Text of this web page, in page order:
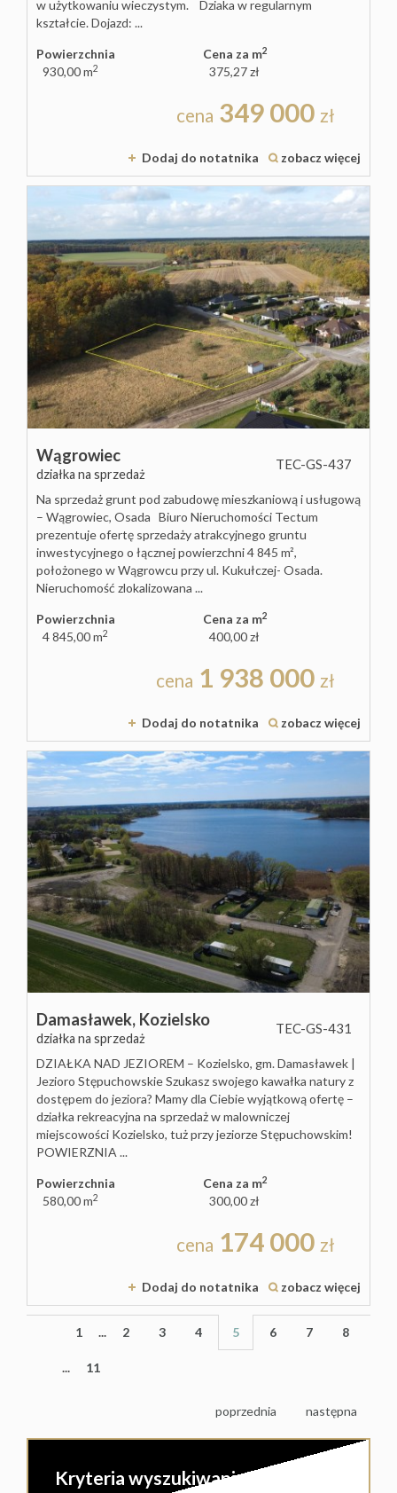
w użytkowaniu wieczystym. Dziaka w regularnym
kształcie. Dojazd: ...
Powierzchnia
930,00 m2
Cena za m2
375,27 zł
cena 349 000 zł
Dodaj do notatnika zobacz więcej
Wągrowiec
działka na sprzedaż
TEC-GS-437
Na sprzedaż grunt pod zabudowę mieszkaniową i usługową
– Wągrowiec, Osada Biuro Nieruchomości Tectum
prezentuje ofertę sprzedaży atrakcyjnego gruntu
inwestycyjnego o łącznej powierzchni 4 845 m²,
położonego w Wągrowcu przy ul. Kukułczej- Osada.
Nieruchomość zlokalizowana ...
Powierzchnia
4 845,00 m2
Cena za m2
400,00 zł
cena 1 938 000 zł
Dodaj do notatnika zobacz więcej
Damasławek, Kozielsko
działka na sprzedaż
TEC-GS-431
DZIAŁKA NAD JEZIOREM – Kozielsko, gm. Damasławek |
Jezioro Stępuchowskie Szukasz swojego kawałka natury z
dostępem do jeziora? Mamy dla Ciebie wyjątkową ofertę –
działka rekreacyjna na sprzedaż w malowniczej
miejscowości Kozielsko, tuż przy jeziorze Stępuchowskim!
POWIERZNIA ...
Powierzchnia
580,00 m2
Cena za m2
300,00 zł
cena 174 000 zł
Dodaj do notatnika zobacz więcej
1 ... 2 3 4 5 6 7 8
... 11
poprzednia następna
Kryteria wyszukiwania